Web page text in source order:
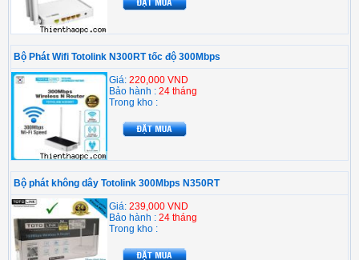
Bộ Phát Wifi Totolink N300RT tốc độ 300Mbps
Giá: 220,000 VND
Bảo hành : 24 tháng
Trong kho :
Bộ phát không dây Totolink 300Mbps N350RT
Giá: 239,000 VND
Bảo hành : 24 tháng
Trong kho :